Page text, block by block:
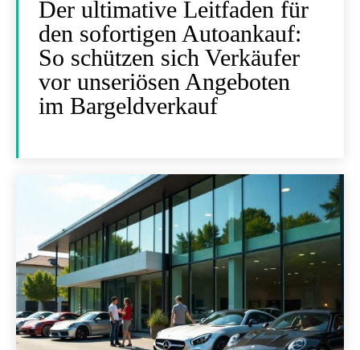
Der ultimative Leitfaden für
den sofortigen Autoankauf:
So schützen sich Verkäufer
vor unseriösen Angeboten
im Bargeldverkauf